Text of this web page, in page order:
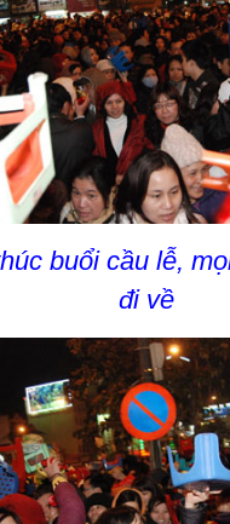
buổi cầu lễ,
đi về